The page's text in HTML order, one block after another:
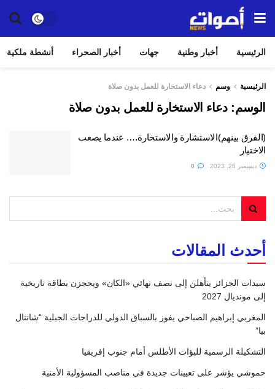
الرئيسية أخبار وطنية جهات أخبار الصحراء أنشطة ملكية
الرئيسية وسم دعاء الاستخارة للعمل بدون صلاة
الوسم:دعاء الاستخارة للعمل بدون صلاة
(الفرق بينهم)الاستشارة والاستخارة…. عندما يصعب
الاختيار
ديسمبر 26, 2023
أحدث المقالات
سيدات الجزائر يتأهلن إلى نصف نهائي «الكان» ويحجزن بطاقة تاريخية
إلى مونديال 2027
المغربي إبراهيم الصباحي يفوز بالسباق الدولي للدراجات الجبلية “شانتال
بيا”
التشكيلة الرسمية للبؤات الأطلس أمام جنوب إفريقيا
حموشي يؤشر على تعيينات جديدة في مناصب المسؤولية الأمنية